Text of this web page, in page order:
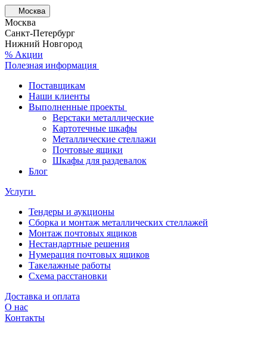
Москва
Москва
Санкт-Петербург
Нижний Новгород
% Акции
Полезная информация
Поставщикам
Наши клиенты
Выполненные проекты
Верстаки металлические
Картотечные шкафы
Металлические стеллажи
Почтовые ящики
Шкафы для раздевалок
Блог
Услуги
Тендеры и аукционы
Сборка и монтаж металлических стеллажей
Монтаж почтовых ящиков
Нестандартные решения
Нумерация почтовых ящиков
Такелажные работы
Схема расстановки
Доставка и оплата
О нас
Контакты